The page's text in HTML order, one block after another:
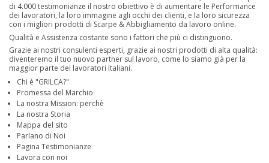
di 4.000 testimonianze il nostro obiettivo è di aumentare le Performance
dei lavoratori, la loro immagine agli occhi dei clienti, e la loro sicurezza
con i migliori prodotti di Scarpe & Abbigliamento da lavoro online.
Qualità e Assistenza costante sono i fattori che più ci distinguono.
Grazie ai nostri consulenti esperti, grazie ai nostri prodotti di alta qualità:
diventeremo il tuo nuovo partner sul lavoro, come lo siamo già per la
maggior parte dei lavoratori Italiani.
Chi è "GRILCA?"
Promessa del Marchio
La nostra Mission: perchè
La nostra Storia
Mappa del sito
Parlano di Noi
Pagina Testimonianze
Lavora con noi